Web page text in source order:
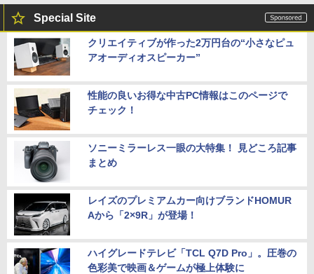
Special Site
クリエイティブが作った2万円台の“小さなピュ
アオーディオスピーカー”
性能の良いお得な中古PC情報はこのページで
チェック！
ソニーミラーレス一眼の大特集！ 見どころ記事
まとめ
レイズのプレミアムカー向けブランドHOMUR
Aから「2×9R」が登場！
ハイグレードテレビ「TCL Q7D Pro」。圧巻の
色彩美で映画＆ゲームが極上体験に